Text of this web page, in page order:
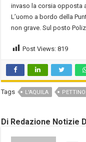
invaso la corsia opposta
L’uomo a bordo della
non grave. Sul posto
Post Views: 819
Tags L'AQUILA PETTINO
Di Redazione Notizie